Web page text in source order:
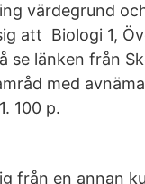
värdegrund
att Biologi 1,
se länken från
med
100 p.
från en annan